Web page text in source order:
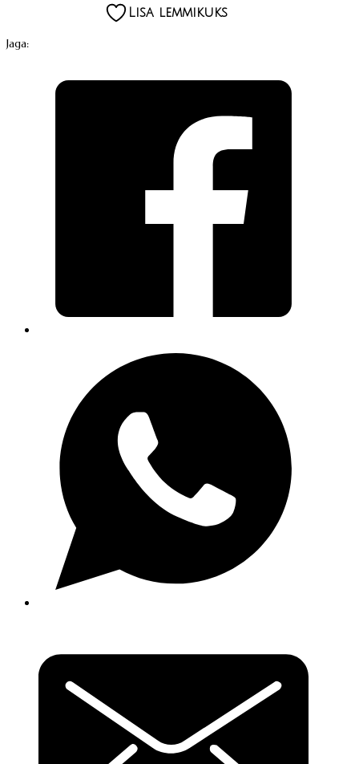
Lisa lemmikuks
Jaga: